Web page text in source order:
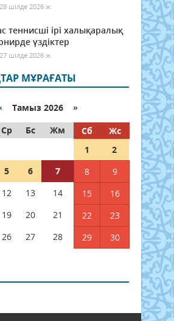
28 шілде 2026 ж.
теннисші ірі халықаралық
үздіктер
27 шілде 2026 ж.
МҰРАҒАТЫ
Тамыз 2026 »
Ср Бс Жм Сб
Жс
1
2
5 6 7 8
9
12 13 14 15
16
19 20 21 22
23
26 27 28 29
30